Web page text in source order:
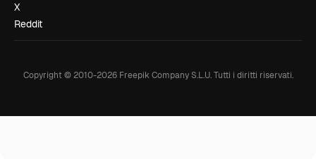
X
Reddit
Copyright © 2010-2026Freepik Company S.L.U. Tutti i diritti riservati.